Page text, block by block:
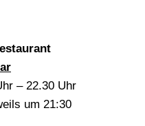
– 22.30 Uhr
um 21:30